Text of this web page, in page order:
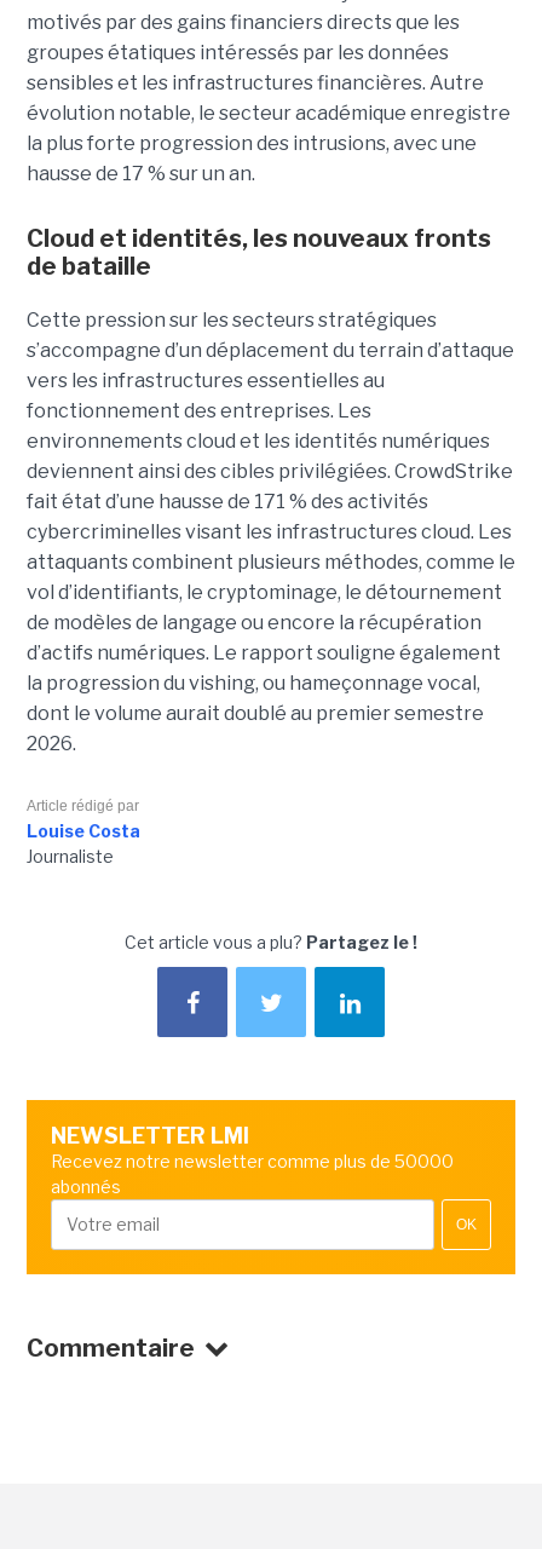
motivés par des gains financiers directs que les
groupes étatiques intéressés par les données
sensibles et les infrastructures financières. Autre
évolution notable, le secteur académique enregistre
la plus forte progression des intrusions, avec une
hausse de 17 % sur un an.
Cloud et identités, les nouveaux fronts
de bataille
Cette pression sur les secteurs stratégiques
s’accompagne d’un déplacement du terrain d’attaque
vers les infrastructures essentielles au
fonctionnement des entreprises. Les
environnements cloud et les identités numériques
deviennent ainsi des cibles privilégiées. CrowdStrike
fait état d’une hausse de 171 % des activités
cybercriminelles visant les infrastructures cloud. Les
attaquants combinent plusieurs méthodes, comme le
vol d’identifiants, le cryptominage, le détournement
de modèles de langage ou encore la récupération
d’actifs numériques. Le rapport souligne également
la progression du vishing, ou hameçonnage vocal,
dont le volume aurait doublé au premier semestre
2026.
Article rédigé par
Louise Costa
Journaliste
Cet article vous a plu? Partagez le !
NEWSLETTER LMI
Recevez notre newsletter comme plus de 50000
abonnés
OK
Commentaire